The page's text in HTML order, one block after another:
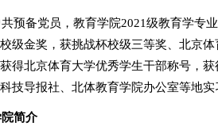
预备党员，教育学院2021级教育学专
级金奖，获挑战杯校级三等奖、北京体
得北京体育大学优秀学生干部称号，
技导报社、北体教育学院办公室等地实
简介